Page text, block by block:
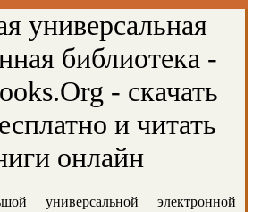
универсальная
библиотека -
- скачать
и читать
онлайн
универсальной электронной